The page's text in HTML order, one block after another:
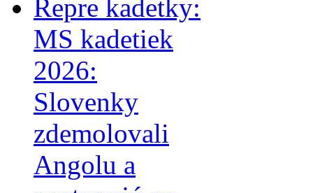
Repre kadetky:
MS kadetiek
2026:
Slovenky
zdemolovali
Angolu a